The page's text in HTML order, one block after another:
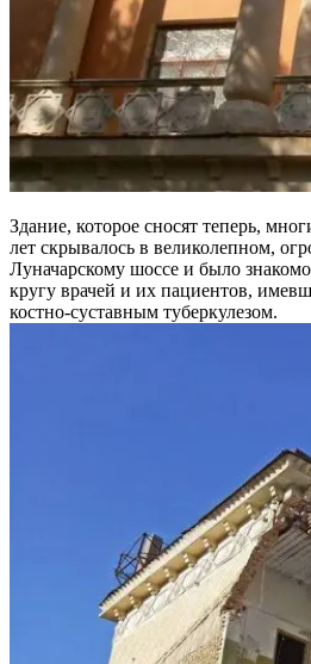
Здание, которое сносят теперь,
лет скрывалось в великолепном,
Луначарскому шоссе и было
кругу врачей и их пациентов,
костно-суставным туберкулезом.